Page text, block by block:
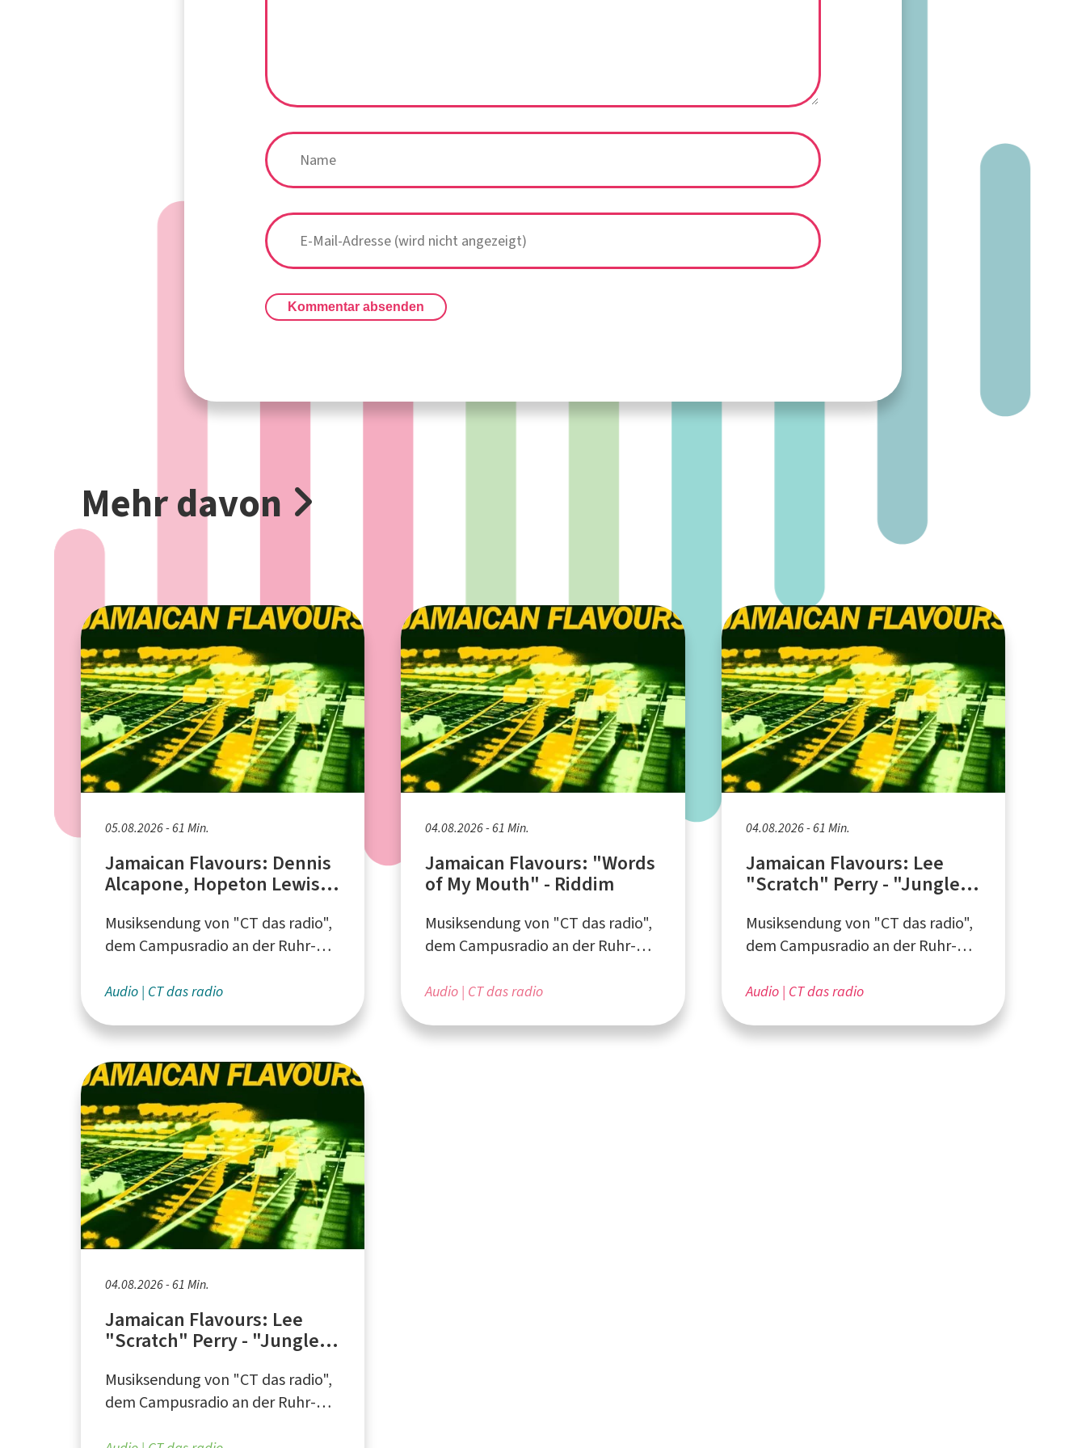
Kommentar absenden
Mehr davon
05.08.2026 - 61 Min.
Jamaican Flavours: Dennis
Alcapone, Hopeton Lewis,
Musiksendung von "CT das radio",
dem Campusradio an der Ruhr-
Audio CT das radio
04.08.2026 - 61 Min.
Jamaican Flavours: "Words
of My Mouth" - Riddim
Musiksendung von "CT das radio",
dem Campusradio an der Ruhr-
Audio CT das radio
04.08.2026 - 61 Min.
Jamaican Flavours: Lee
"Scratch" Perry - "Jungle
Musiksendung von "CT das radio",
dem Campusradio an der Ruhr-
Audio CT das radio
04.08.2026 - 61 Min.
Jamaican Flavours: Lee
"Scratch" Perry - "Jungle
Musiksendung von "CT das radio",
dem Campusradio an der Ruhr-